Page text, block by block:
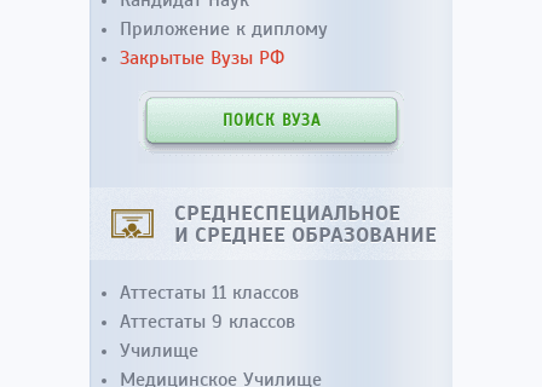
Приложение к диплому
Закрытые Вузы РФ
ПОИСК ВУЗА
СРЕДНЕСПЕЦИАЛЬНОЕ
И СРЕДНЕЕ ОБРАЗОВАНИЕ
Аттестаты 11 классов
Аттестаты 9 классов
Училище
Медицинское Училище